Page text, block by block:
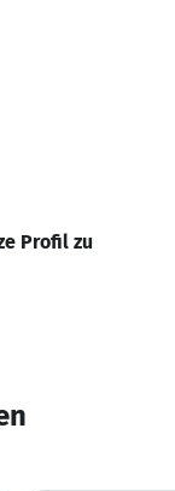
Profil zu